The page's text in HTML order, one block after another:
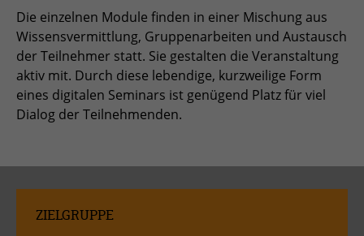
Die einzelnen Module finden in einer Mischung aus
Wissensvermittlung, Gruppenarbeiten und Austausch
der Teilnehmer statt. Sie gestalten die Veranstaltung
aktiv mit. Durch diese lebendige, kurzweilige Form
eines digitalen Seminars ist genügend Platz für viel
Dialog der Teilnehmenden.
ZIELGRUPPE
zu speichern.
Name SgCookieOptin.lastPreferences
Anbieter
Einstellungen. Unter anderem eine
zufällig generierte ID, für die
Name _pk_id
Anbieter Matomo
Laufzeit 1 Jahr
Cookie-Informationen anzeigen
Einblendung von 3rd Party Content
Wir verwenden 3rd Party Content, um zusätzliche Inhalte
anzubieten, die wir nicht selbst speichern, die aber für
Webseitenbesucher nützlich sind, z.B. Kartendienste